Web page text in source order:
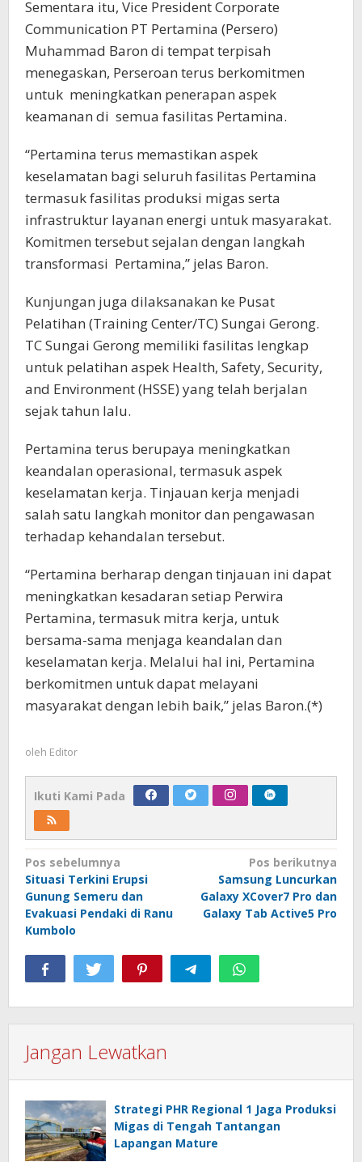
Sementara itu, Vice President Corporate
Communication PT Pertamina (Persero)
Muhammad Baron di tempat terpisah
menegaskan, Perseroan terus berkomitmen
untuk meningkatkan penerapan aspek
keamanan di semua fasilitas Pertamina.
“Pertamina terus memastikan aspek
keselamatan bagi seluruh fasilitas Pertamina
termasuk fasilitas produksi migas serta
infrastruktur layanan energi untuk masyarakat.
Komitmen tersebut sejalan dengan langkah
transformasi Pertamina,” jelas Baron.
Kunjungan juga dilaksanakan ke Pusat
Pelatihan (Training Center/TC) Sungai Gerong.
TC Sungai Gerong memiliki fasilitas lengkap
untuk pelatihan aspek Health, Safety, Security,
and Environment (HSSE) yang telah berjalan
sejak tahun lalu.
Pertamina terus berupaya meningkatkan
keandalan operasional, termasuk aspek
keselamatan kerja. Tinjauan kerja menjadi
salah satu langkah monitor dan pengawasan
terhadap kehandalan tersebut.
“Pertamina berharap dengan tinjauan ini dapat
meningkatkan kesadaran setiap Perwira
Pertamina, termasuk mitra kerja, untuk
bersama-sama menjaga keandalan dan
keselamatan kerja. Melalui hal ini, Pertamina
berkomitmen untuk dapat melayani
masyarakat dengan lebih baik,” jelas Baron.(*)
oleh Editor
Ikuti Kami Pada
Navigasi
pos
Pos sebelumnya
Situasi Terkini Erupsi
Gunung Semeru dan
Evakuasi Pendaki di Ranu
Kumbolo
Pos berikutnya
Samsung Luncurkan
Galaxy XCover7 Pro dan
Galaxy Tab Active5 Pro
Jangan Lewatkan
Strategi PHR Regional 1 Jaga Produksi
Migas di Tengah Tantangan
Lapangan Mature